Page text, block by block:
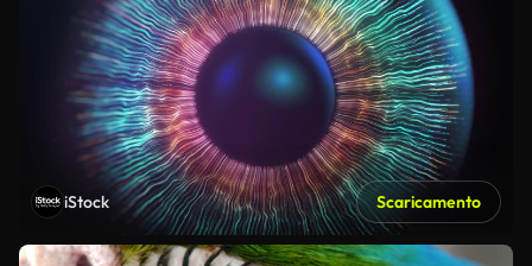
iStock Scaricamento